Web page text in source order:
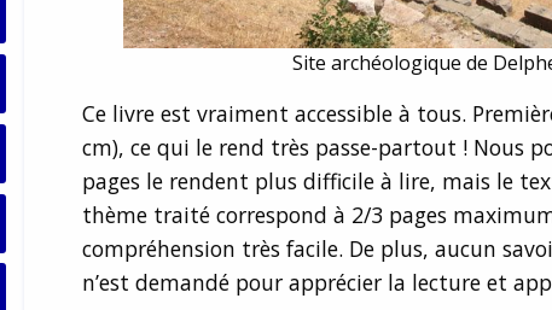
Site archéologique de
Ce livre est vraiment accessible à tous.
cm), ce qui le rend très passe-partout ! Nous
pages le rendent plus difficile à lire, mais le
thème traité correspond à 2/3 pages
compréhension très facile. De plus, aucun
n’est demandé pour apprécier la lecture et